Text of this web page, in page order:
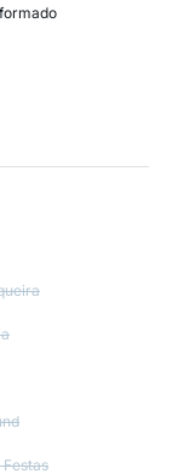
Festas